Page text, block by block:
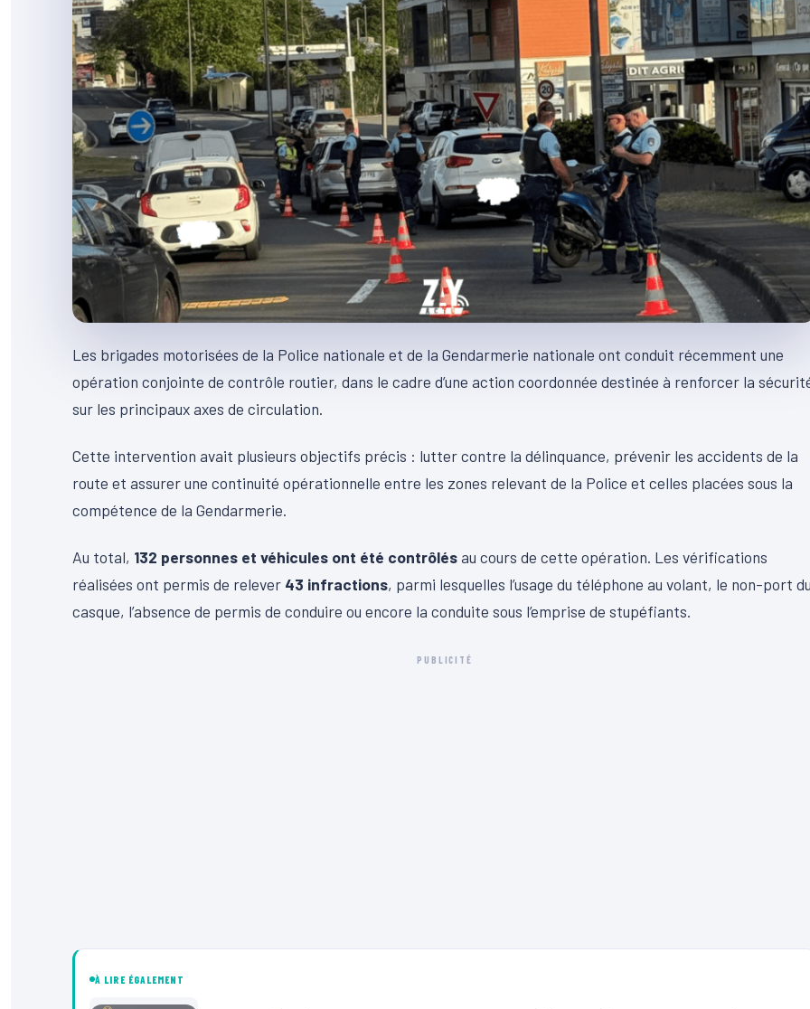
Les brigades motorisées de la Police nationale et de la Gendarmerie nationale ont conduit récemment une
opération conjointe de contrôle routier, dans le cadre d’une action coordonnée destinée à renforcer la
sur les principaux axes de circulation.
Cette intervention avait plusieurs objectifs précis : lutter contre la délinquance, prévenir les accidents de la
route et assurer une continuité opérationnelle entre les zones relevant de la Police et celles placées sous la
compétence de la Gendarmerie.
Au total, 132 personnes et véhicules ont été contrôlésau cours de cette opération. Les vérifications
réalisées ont permis de relever 43 infractions, parmi lesquelles l’usage du téléphone au volant, le non-port
casque, l’absence de permis de conduire ou encore la conduite sous l’emprise de stupéfiants.
PUBLICITÉ
À LIRE ÉGALEMENT